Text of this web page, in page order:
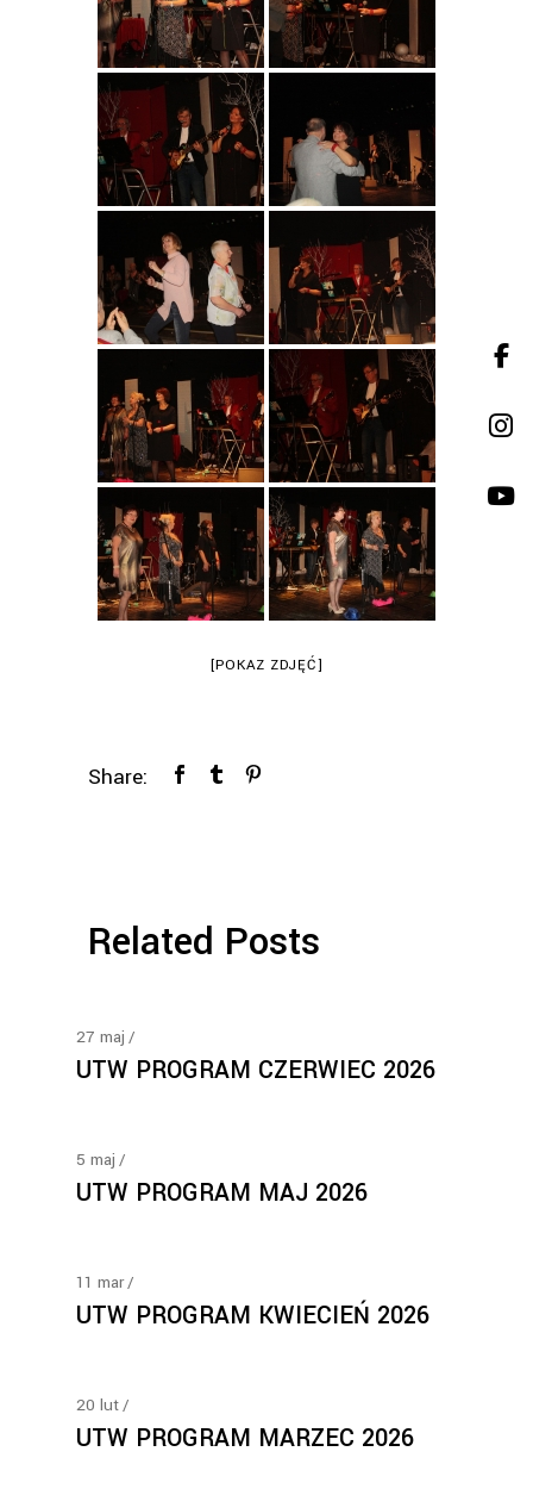
[POKAZ ZDJĘĆ]
Share:
Related Posts
27 maj
UTW PROGRAM CZERWIEC 2026
5 maj
UTW PROGRAM MAJ 2026
11 mar
UTW PROGRAM KWIECIEŃ 2026
20 lut
UTW PROGRAM MARZEC 2026